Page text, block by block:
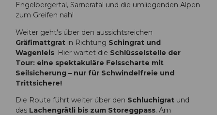
Engelbergertal, Sarneratal und die umliegenden Alpen
zum Greifen nah!
Weiter geht's über den aussichtsreichen
Gräfimattgrat in Richtung Schingrat und
Wagenleis. Hier wartet die Schlüsselstelle der
Tour: eine spektakuläre Felsscharte mit
Seilsicherung – nur für Schwindelfreie und
Trittsichere!
Die Route führt weiter über den Schluchigrat und
das Lachengrätli bis zum Storeggpass. Am